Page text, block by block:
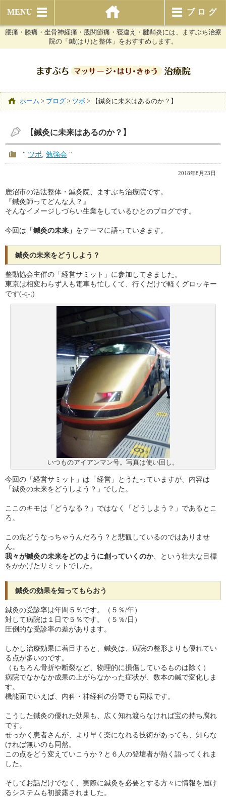
MENU ブログ
腰痛・膝痛・坐骨神経痛・股関節痛・寝違え・腱鞘炎には、ますぶち治療
院の「鍼(はり)と整体」をおすすめします。
ホーム > ブログ > ツボ > 【鍼灸に未来はあるのか？】
【鍼灸に未来はあるのか？】
" ツボ 勉強会 "
2018年8月23日
鹿沼市の活法整体・鍼灸院、ますぶち治療院です。
『鍼灸師ってどんな人？』
そんなイメージしづらい生業をしているひとのブログです。
今回は 「鍼灸の未来」 をテーマに語っていきます。
鍼灸の未来をどうしよう？
整動協会主催の「経営サミット」に参加してきました。
東京は相変わらず人も電車も忙しくて、行くだけで軽くグロッキー
です(-q-;)
いつものアイアンマン号。写真は使い回し。
今回の「経営サミット」は「経営」とうたっていますが、内容は
「鍼灸の未来をどうしよう？」でした。
ここのキモは「どうなる？」ではなく「どうしよう？」であるとこ
ろ。
この先どうなっちゃうんだろう？と悲観しているのではありませ
ん。
我々が鍼灸の未来をどのように創っていくのか、という壮大な目標
をかかげたサミットでした。
鍼灸の効果を知ってもらおう
鍼灸の受診率は年間５％です。（５％/年）
対して病院は１日で５％です。（５％/日）
圧倒的な受診率の差があります。
しかし治療効果に着目すると、鍼灸は、病院の整形よりも優れてい
る点が多いのです。
（もちろん骨折や断裂など、物理的に損傷しているものは除く）
病院でなかなか成果の上がらなかった症状が、数本の鍼で変化しま
す。
機能面でいえば、内科・神経科の分野でも同様です。
こうした鍼灸の優れた効果も、広く知れ渡らなければ宝の持ち腐れ
です。
せっかく患者さんが、より早く楽になれる技術があっても、知らな
ければ無いのも同然。
この点をどう変えていこうか？と６人の登壇者が熱く語ってくれま
した。
そしてお話だけでなく、実際に鍼灸を必要とする方々に情報を届け
るシステムも初披露されました。